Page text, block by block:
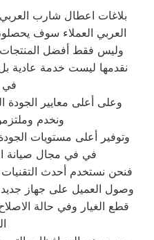
بلاغات اعطال شارب
العربي العملاء سوف
وليس فقط أفضل المنتجات
نقدمها ليست خدمة عادية
في
وعلى أعلى معايير
ونخدم
وتوفير أعلى مستويات
في في مجال صيانة
فنحن نستخدم أحدث
وصول العميل على جهاز
قطع الغيار وفي حالة